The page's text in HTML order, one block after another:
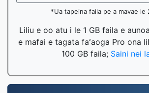
*Ua tapeina faila pe a mavae le
Liliu e oo atu i le 1 GB faila e
e mafai e tagata faʻaoga Pro ona
100 GB faila; Saini nei